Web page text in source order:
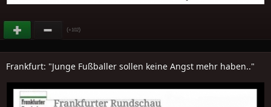
(+102)
Frankfurt: "Junge Fußballer sollen keine Angst mehr haben.."